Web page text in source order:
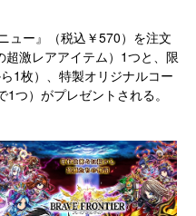
ュー』（税込￥570）を注文
激レアアイテム）1つと、限
1枚）、特製オリジナルコー
つ）がプレゼントされる。